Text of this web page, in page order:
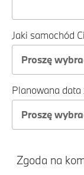
Jaki samochód
Proszę
Planowana
Proszę
Zgoda na